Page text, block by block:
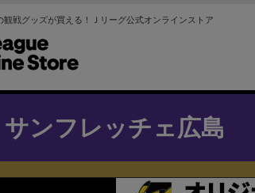
観戦グッズが買える！Ｊリーグ公式オンラインストア
サンフレッチェ広島